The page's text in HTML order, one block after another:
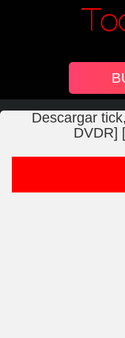
Descargar
DVDR]